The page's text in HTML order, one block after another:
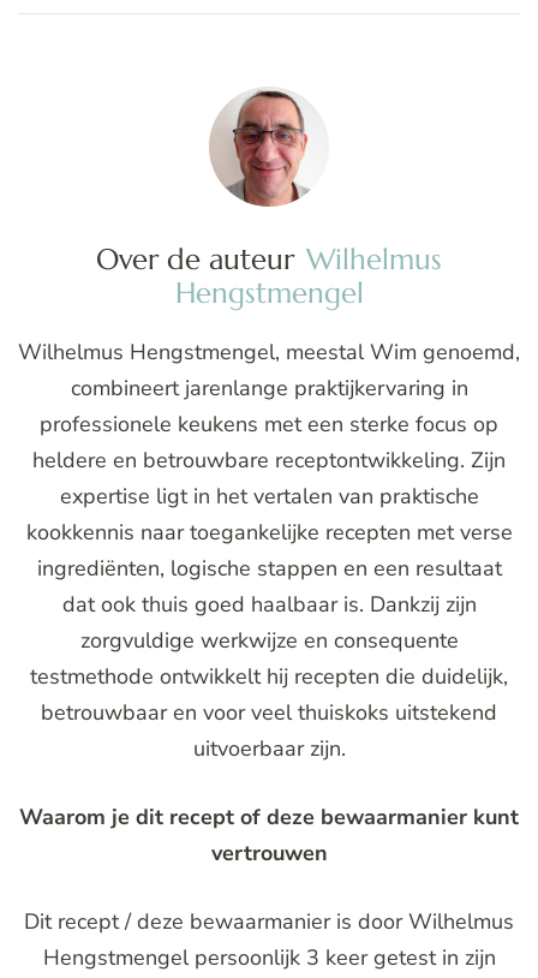
Over de auteur Wilhelmus
Hengstmengel
Wilhelmus Hengstmengel, meestal Wim genoemd,
combineert jarenlange praktijkervaring in
professionele keukens met een sterke focus op
heldere en betrouwbare receptontwikkeling. Zijn
expertise ligt in het vertalen van praktische
kookkennis naar toegankelijke recepten met verse
ingrediënten, logische stappen en een resultaat
dat ook thuis goed haalbaar is. Dankzij zijn
zorgvuldige werkwijze en consequente
testmethode ontwikkelt hij recepten die duidelijk,
betrouwbaar en voor veel thuiskoks uitstekend
uitvoerbaar zijn.
Waarom je dit recept of deze bewaarmanier kunt
vertrouwen
Dit recept / deze bewaarmanier is door Wilhelmus
Hengstmengel persoonlijk 3 keer getest in zijn